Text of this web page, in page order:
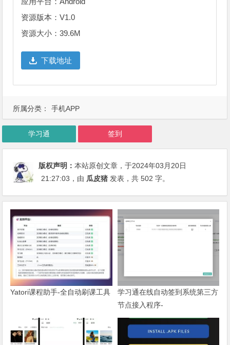
资源版本：V1.0
资源大小：39.6M
下载地址
所属分类： 手机APP
学习通 签到
版权声明：本站原创文章，于2024年03月20日
21:27:03 ，由 瓜皮猪 发表，共 502 字。
Yatori课程助手-全自动刷课工具
学习通在线自动签到系统第三方
节点接入程序-
ChaoXing_node_signin